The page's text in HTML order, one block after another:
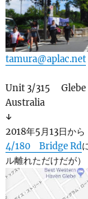
tamura@aplac.net
Unit 3/315 Glebe
Australia
↓
2018年5月13日から
4/180 Bridge Rd
ル離れただけだが）